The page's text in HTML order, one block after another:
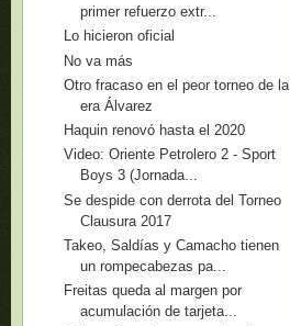
primer refuerzo extr...
Lo hicieron oficial
No va más
Otro fracaso en el peor torneo de la
era Álvarez
Haquin renovó hasta el 2020
Video: Oriente Petrolero 2 - Sport
Boys 3 (Jornada...
Se despide con derrota del Torneo
Clausura 2017
Takeo, Saldías y Camacho tienen
un rompecabezas pa...
Freitas queda al margen por
acumulación de tarjeta...